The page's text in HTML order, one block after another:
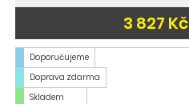
3 827 Kč
Doporučujeme
Doprava zdarma
Skladem